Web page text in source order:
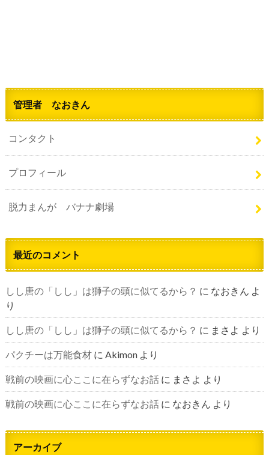
管理者 なおきん
コンタクト
プロフィール
脱力まんが バナナ劇場
最近のコメント
しし唐の「しし」は獅子の頭に似てるから？ に なおきん よ
り
しし唐の「しし」は獅子の頭に似てるから？ に まさよ より
パクチーは万能食材に Akimonより
戦前の映画に心ここに在らずなお話に まさよ より
戦前の映画に心ここに在らずなお話に なおきん より
アーカイブ